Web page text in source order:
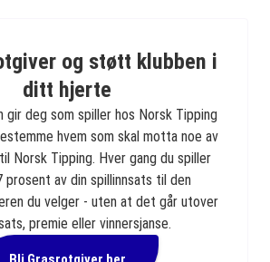
og støtt klubben i
ditt hjerte
gir deg som spiller hos Norsk Tipping
hvem som skal motta noe av
Norsk Tipping. Hver gang du spiller
prosent av din spillinnsats til den
du velger - uten at det går utover
premie eller vinnersjanse.